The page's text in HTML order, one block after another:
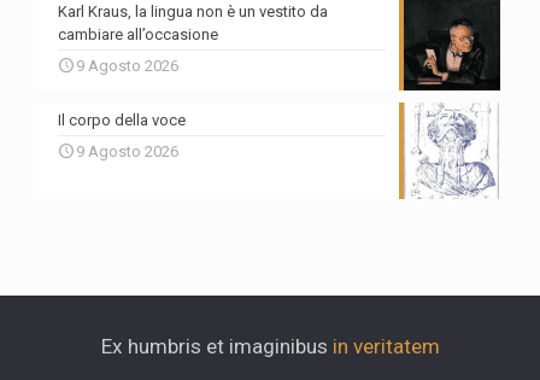
Karl Kraus, la lingua non è un vestito da
cambiare all’occasione
9 Agosto 2026
Il corpo della voce
9 Agosto 2026
Ex humbris et imaginibus in veritatem